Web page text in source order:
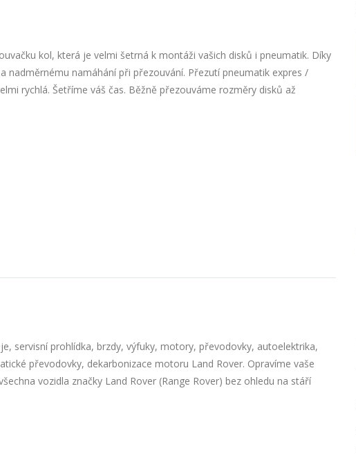
kol, která je velmi šetrná k montáži vašich disků i pneumatik. Díky
namáhání při přezouvání. Přezutí pneumatik expres /
rychlá. Šetříme váš čas. Běžně přezouváme rozměry disků až
servisní prohlídka, brzdy, výfuky, motory, převodovky, autoelektrika,
převodovky, dekarbonizace motoru Land Rover. Opravíme vaše
vozidla značky Land Rover (Range Rover) bez ohledu na stáří